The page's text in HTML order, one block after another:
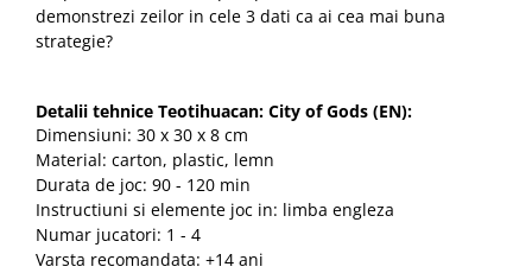
demonstrezi zeilor in cele 3 dati ca ai cea mai buna
strategie?
Detalii tehnice Teotihuacan: City of Gods (EN):
Dimensiuni: 30 x 30 x 8 cm
Material: carton, plastic, lemn
Durata de joc: 90 - 120 min
Instructiuni si elemente joc in: limba engleza
Numar jucatori: 1 - 4
Varsta recomandata: +14 ani